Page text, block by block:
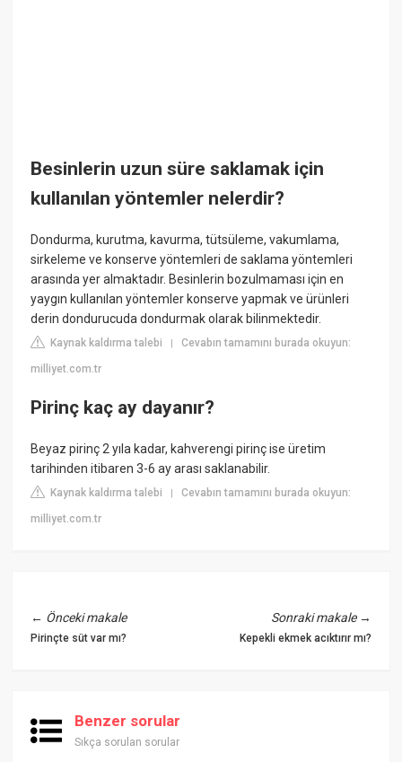
Besinlerin uzun süre saklamak için
kullanılan yöntemler nelerdir?
Dondurma, kurutma, kavurma, tütsüleme, vakumlama,
sirkeleme ve konserve yöntemleri de saklama yöntemleri
arasında yer almaktadır. Besinlerin bozulmaması için en
yaygın kullanılan yöntemler konserve yapmak ve ürünleri
derin dondurucuda dondurmak olarak bilinmektedir.
Kaynak kaldırma talebi |Cevabın tamamını burada okuyun:
milliyet.com.tr
Pirinç kaç ay dayanır?
Beyaz pirinç 2 yıla kadar, kahverengi pirinç ise üretim
tarihinden itibaren 3-6 ay arası saklanabilir.
Kaynak kaldırma talebi |Cevabın tamamını burada okuyun:
milliyet.com.tr
← Önceki makale
Pirinçte süt var mı?
Sonraki makale→
Kepekli ekmek acıktırır mı?
Benzer sorular
Sıkça sorulan sorular